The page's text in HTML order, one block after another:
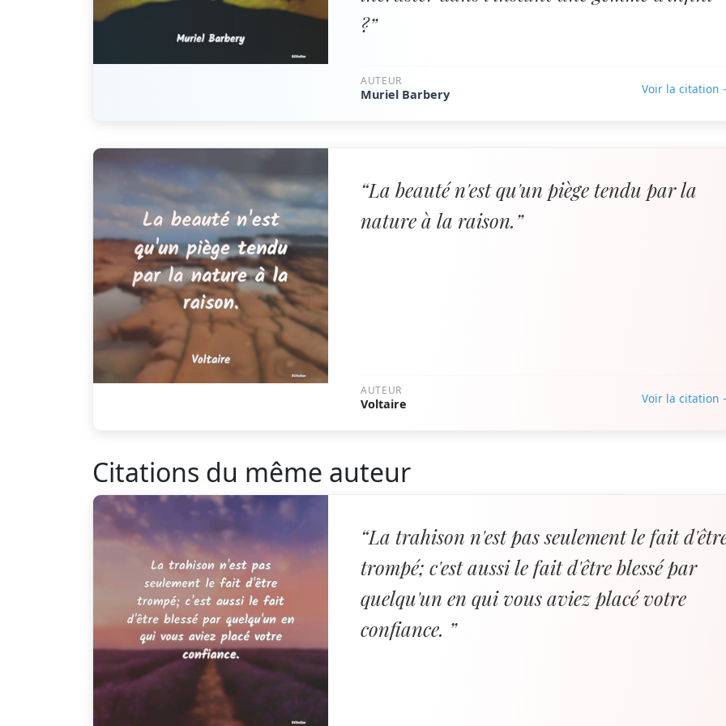
?”
AUTEUR
Muriel Barbery Voir la citation
“La beauté n'est qu'un piège tendu par la
nature à la raison.”
AUTEUR
Voltaire Voir la citation
Citations du même auteur
“La trahison n'est pas seulement le fait
trompé; c'est aussi le fait d'être blessé par
quelqu'un en qui vous aviez placé votre
confiance. ”